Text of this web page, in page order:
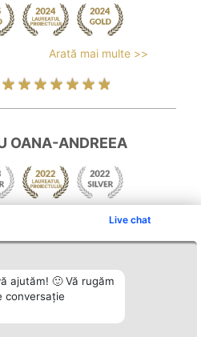
Live chat
ajutăm! 🙂 Vă rugăm
conversație
Arată mai multe >>
OANA-ANDREEA
Arată mai multe >>
Tuturor